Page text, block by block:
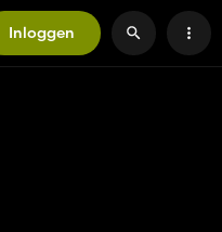
Inloggen